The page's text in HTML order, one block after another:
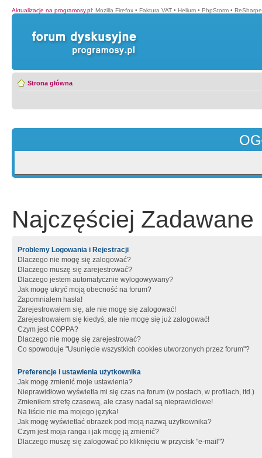
Aktualizacje na programosy.pl: Mozilla Firefox • Faktura VAT • Helium • PhpStorm •
Strona główna
Najczęściej Zadawane
Problemy Logowania i Rejestracji
Dlaczego nie mogę się zalogować?
Dlaczego muszę się zarejestrować?
Dlaczego jestem automatycznie wylogowywany?
Jak mogę ukryć moją obecność na forum?
Zapomniałem hasła!
Zarejestrowałem się, ale nie mogę się zalogować!
Zarejestrowałem się kiedyś, ale nie mogę się już zalogować!
Czym jest COPPA?
Dlaczego nie mogę się zarejestrować?
Co spowoduje "Usunięcie wszystkich cookies utworzonych przez forum"?
Preferencje i ustawienia użytkownika
Jak mogę zmienić moje ustawienia?
Nieprawidłowo wyświetla mi się czas na forum (w postach, w profilach, itd.)
Zmieniłem strefę czasową, ale czasy nadal są nieprawidłowe!
Na liście nie ma mojego języka!
Jak mogę wyświetlać obrazek pod moją nazwą użytkownika?
Czym jest moja ranga i jak mogę ją zmienić?
Dlaczego muszę się zalogować po kliknięciu w przycisk "e-mail"?